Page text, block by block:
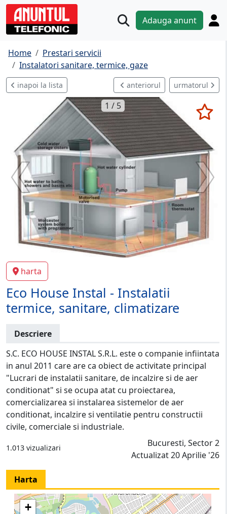
Adauga anunt
Home
Prestari servicii
Instalatori sanitare, termice, gaze
inapoi la lista anteriorul urmatorul
1 / 5
harta
Eco House Instal - Instalatii
termice, sanitare, climatizare
Descriere
S.C. ECO HOUSE INSTAL S.R.L. este o companie infiintata
in anul 2011 care are ca obiect de activitate principal
"Lucrari de instalatii sanitare, de incalzire si de aer
conditionat" si se ocupa atat cu proiectarea,
comercializarea si instalarea sistemelor de aer
conditionat, incalzire si ventilatie pentru constructii
civile, comerciale si industriale.
1.013 vizualizari
Bucuresti, Sector 2
Actualizat 20 Aprilie '26
Harta
+